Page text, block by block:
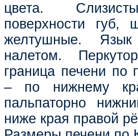
цвета.
поверхности губ,
желтушные.
налетом.
граница печени по
– по нижнему
пальпаторно
ниже края правой